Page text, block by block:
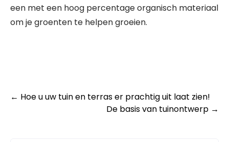
een met een hoog percentage organisch materiaal
om je groenten te helpen groeien.
Post
← Hoe u uw tuin en terras er prachtig uit laat zien!
De basis van tuinontwerp →